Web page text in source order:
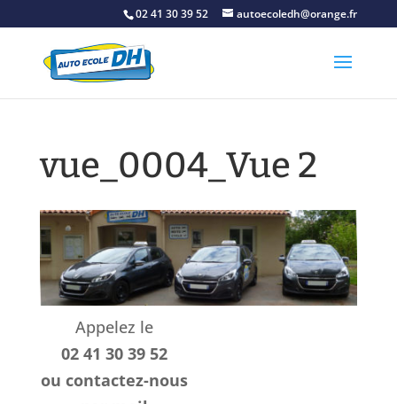
02 41 30 39 52 autoecoledh@orange.fr
vue_0004_Vue 2
Appelez le
02 41 30 39 52
ou contactez-nous